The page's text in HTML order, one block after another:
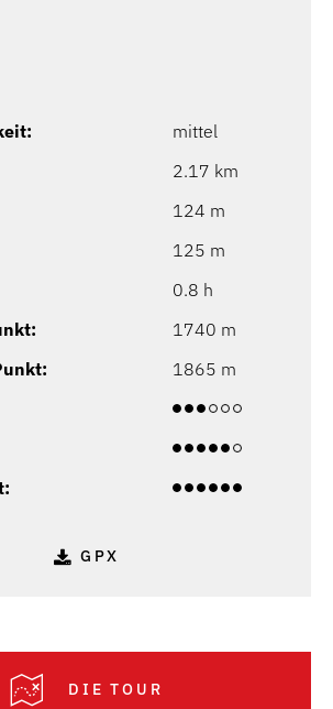
mittel
2.17 km
124 m
125 m
0.8 h
1740 m
1865 m
GPX
DIE TOUR